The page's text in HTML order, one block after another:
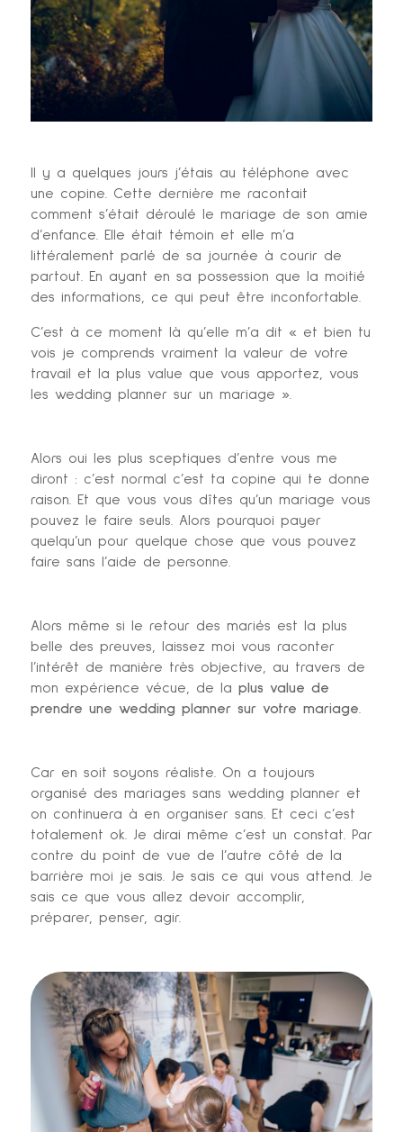
Il y a quelques jours j’étais au téléphone avec
une copine. Cette dernière me racontait
comment s’était déroulé le mariage de son amie
d’enfance. Elle était témoin et elle m’a
littéralement parlé de sa journée à courir de
partout. En ayant en sa possession que la moitié
des informations, ce qui peut être inconfortable.
C’est à ce moment là qu’elle m’a dit « et bien tu
vois je comprends vraiment la valeur de votre
travail et la plus value que vous apportez, vous
les wedding planner sur un mariage ».
Alors oui les plus sceptiques d’entre vous me
diront : c’est normal c’est ta copine qui te donne
raison. Et que vous vous dîtes qu’un mariage vous
pouvez le faire seuls. Alors pourquoi payer
quelqu’un pour quelque chose que vous pouvez
faire sans l’aide de personne.
Alors même si le retour des mariés est la plus
belle des preuves, laissez moi vous raconter
l’intérêt de manière très objective, au travers de
mon expérience vécue, de la plus value de
prendre une wedding planner sur votre mariage
Car en soit soyons réaliste. On a toujours
organisé des mariages sans wedding planner et
on continuera à en organiser sans. Et ceci c’est
totalement ok. Je dirai même c’est un constat. Par
contre du point de vue de l’autre côté de la
barrière moi je sais. Je sais ce qui vous attend. Je
sais ce que vous allez devoir accomplir,
préparer, penser, agir.